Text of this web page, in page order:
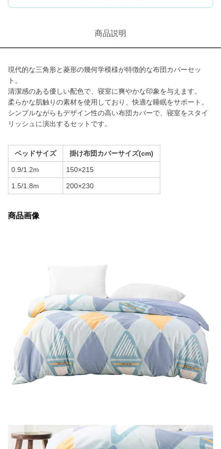
商品説明
現代的な三角形と菱形の幾何学模様が特徴的な布団カバーセッ
ト。
清潔感のある優しい配色で、寝室に爽やかな印象を与えます。
柔らかな肌触りの素材を使用しており、快適な睡眠をサポート。
シンプルながらもデザイン性の高い布団カバーで、寝室をスタイ
リッシュに演出するセットです。
ベッドサイズ 掛け布団カバーサイズ(cm)
0.9/1.2m 150×215
1.5/1.8m 200×230
商品画像